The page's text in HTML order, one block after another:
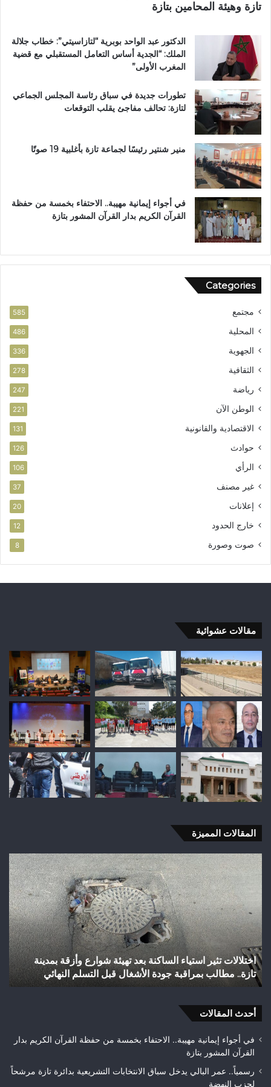
ج
م
ا
ة
ب
ل
تازة وهيئة المحامين بتازة
الدكتور عبد الواحد بوبرية “لتازاسيتي”: خطاب جلالة
الملك: “الجدية أساس التعامل المستقبلي مع قضية
المغرب الأولى”
تطورات جديدة في سباق رئاسة المجلس الجماعي
لتازة: تحالف مفاجئ يقلب التوقعات
منير شنتير رئيسًا لجماعة تازة بأغلبية 19 صوتًا
في أجواء إيمانية مهيبة.. الاحتفاء بخمسة من حفظة
القرآن الكريم بدار القرآن المشور بتازة
Categories
مجتمع 585
المحلية 486
الجهوية 336
الثقافية 278
رياضة 247
الوطن الآن 221
الاقتصادية والقانونية 131
حوادث 126
الرأي 106
غير مصنف 37
إعلانات 20
خارج الحدود 12
صوت وصورة 8
مقالات عشوائية
المقالات المميزة
بعد تهيئة شوارع وأزقة بمدينة
جودة الأشغال قبل التسلم النهائي
شباب
رأس
أجيري
يحقق
إنجازاً
تاريخياً
بالصعود
إلى
القسم
الثاني
هواة
فاس
شباب رأس أجيري يحقق
الثاني هواة ويتوج
أحدث المقالات
في أجواء إيمانية مهيبة.. الاحتفاء بخمسة من حفظة القرآن الكريم بدار
القرآن المشور بتازة
رسمياً.. عمر البالي يدخل سباق الانتخابات التشريعية بدائرة تازة مرشحاً
لحزب النهضة